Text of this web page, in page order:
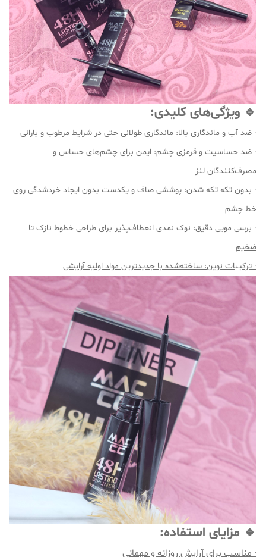
🔹 ویژگی‌های کلیدی:
· ضد آب و ماندگاری بالا: ماندگاری طولانی حتی در شرایط مرطوب و بارانی
· ضد حساسیت و قرمزی چشم: ایمن برای چشم‌های حساس و
مصرف‌کنندگان لنز
· بدون تکه تکه شدن: پوششی صاف و یکدست بدون ایجاد خردشدگی روی
خط چشم
· برسی مویی دقیق: نوک نمدی انعطاف‌پذیر برای طراحی خطوط نازک تا
ضخیم
· ترکیبات نوین: ساخته‌شده با جدیدترین مواد اولیه آرایشی
🔹 مزایای استفاده:
· مناسب برای آرایش روزانه و مهمانی